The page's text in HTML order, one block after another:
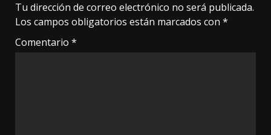
Tu dirección de correo electrónico no será publicada.
Los campos obligatorios están marcados con *
Comentario *